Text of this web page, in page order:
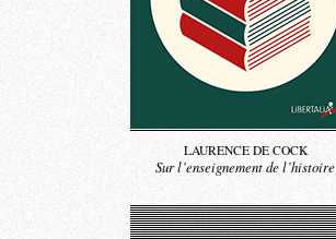
LAURENCE DE COCK
Sur l’enseignement de l’histoire